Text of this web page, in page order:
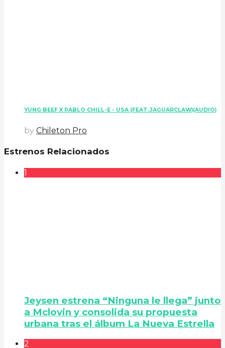
YUNG BEEF X PABLO CHILL-E - USA (FEAT.JAGUARCLAW)(AUDIO)
by Chileton Pro
Estrenos Relacionados
1
Jeysen estrena “Ninguna le llega” junto
a Mclovin y consolida su propuesta
urbana tras el álbum La Nueva Estrella
2